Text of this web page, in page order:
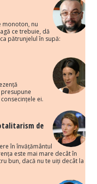
monoton, nu
ce trebuie, dă
pătrunjelul în supă:
ei.
de
în învățământul
este mai mare decât în
bun, dacă nu te uiți decât la